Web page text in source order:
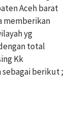
Aceh barat
memberikan
yg
total
Kk
sebagai berikut ;